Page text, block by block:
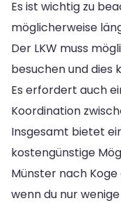
Es ist wichtig zu
möglicherweise
Der LKW muss
besuchen und dies
Es erfordert auch
Koordination
Insgesamt bietet
kostengünstige
Münster nach
wenn du nur